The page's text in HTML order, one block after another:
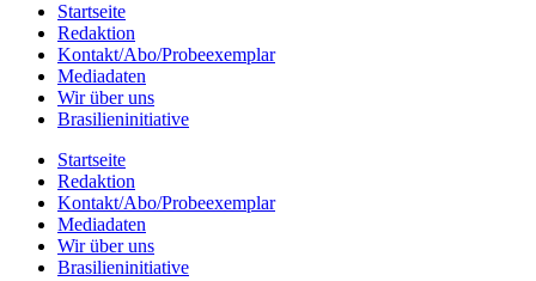
Startseite
Redaktion
Kontakt/Abo/Probeexemplar
Mediadaten
Wir über uns
Brasilieninitiative
Startseite
Redaktion
Kontakt/Abo/Probeexemplar
Mediadaten
Wir über uns
Brasilieninitiative